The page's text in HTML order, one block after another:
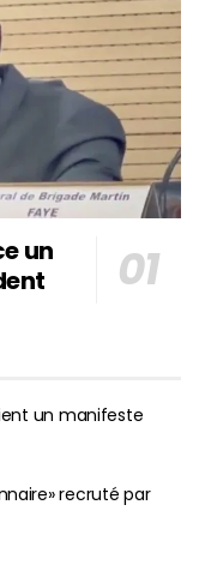
un
un manifeste
recruté par